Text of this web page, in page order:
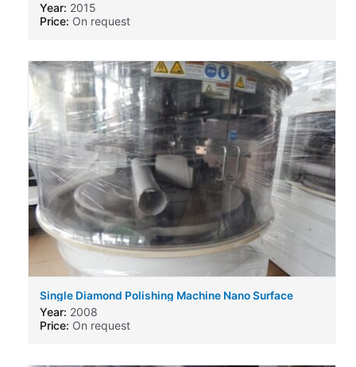
Year: 2015
Price: On request
Single Diamond Polishing Machine Nano Surface
SL910-SFCL
Year: 2008
Price: On request